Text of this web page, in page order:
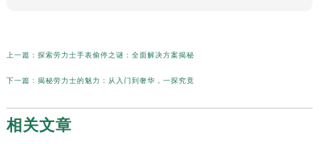
上一篇： 探索劳力士手表偷停之谜：全面解决方案揭秘
下一篇： 揭秘劳力士的魅力：从入门到奢华，一探究竟
相关文章